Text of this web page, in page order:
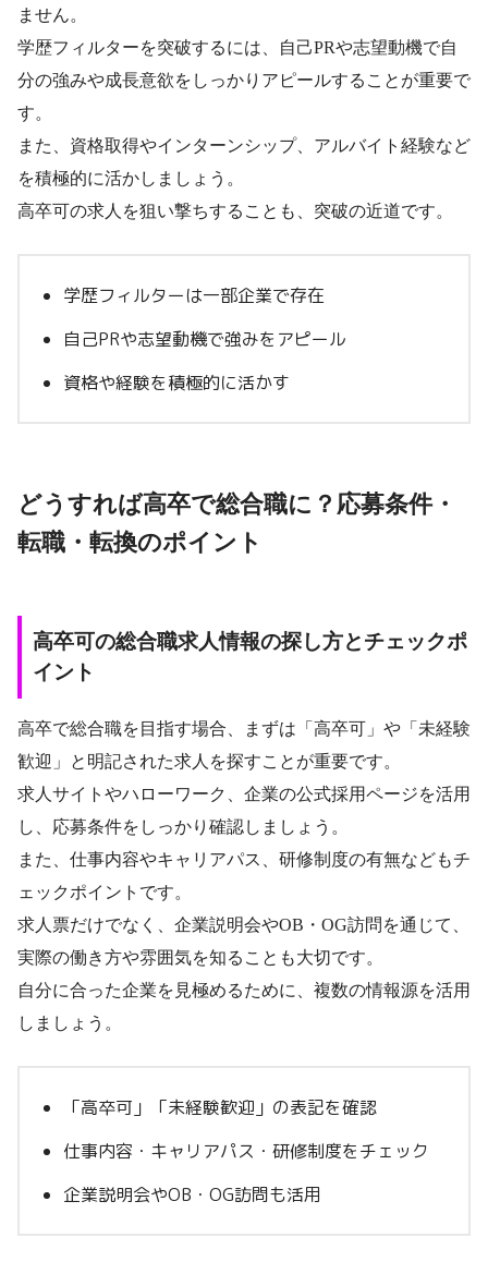
ません。
学歴フィルターを突破するには、自己PRや志望動機で自
分の強みや成長意欲をしっかりアピールすることが重要で
す。
また、資格取得やインターンシップ、アルバイト経験など
を積極的に活かしましょう。
高卒可の求人を狙い撃ちすることも、突破の近道です。
学歴フィルターは一部企業で存在
自己PRや志望動機で強みをアピール
資格や経験を積極的に活かす
どうすれば高卒で総合職に？応募条件・
転職・転換のポイント
高卒可の総合職求人情報の探し方とチェックポ
イント
高卒で総合職を目指す場合、まずは「高卒可」や「未経験
歓迎」と明記された求人を探すことが重要です。
求人サイトやハローワーク、企業の公式採用ページを活用
し、応募条件をしっかり確認しましょう。
また、仕事内容やキャリアパス、研修制度の有無などもチ
ェックポイントです。
求人票だけでなく、企業説明会やOB・OG訪問を通じて、
実際の働き方や雰囲気を知ることも大切です。
自分に合った企業を見極めるために、複数の情報源を活用
しましょう。
「高卒可」「未経験歓迎」の表記を確認
仕事内容・キャリアパス・研修制度をチェック
企業説明会やOB・OG訪問も活用